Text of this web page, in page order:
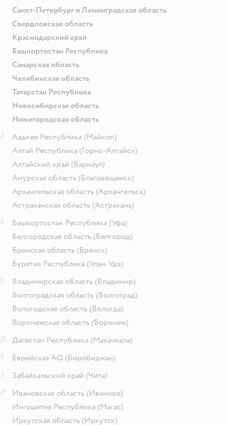
Санкт-Петербург и Ленинградская область
Свердловская область
Краснодарский край
Башкортостан Республика
Самарская область
Челябинская область
Татарстан Республика
Новосибирская область
Нижегородская область
Адыгея Республика (Майкоп)
Алтай Республика (Горно-Алтайск)
Алтайский край (Барнаул)
Амурская область (Благовещенск)
Архангельская область (Архангельск)
Астраханская область (Астрахань)
Башкортостан Республика (Уфа)
Белгородская область (Белгород)
Брянская область (Брянск)
Бурятия Республика (Улан-Удэ)
Владимирская область (Владимир)
Волгоградская область (Волгоград)
Вологодская область (Вологда)
Воронежская область (Воронеж)
Дагестан Республика (Махачкала)
Еврейская АО (Биробиджан)
Забайкальский край (Чита)
Ивановская область (Иваново)
Ингушетия Республика (Магас)
Иркутская область (Иркутск)